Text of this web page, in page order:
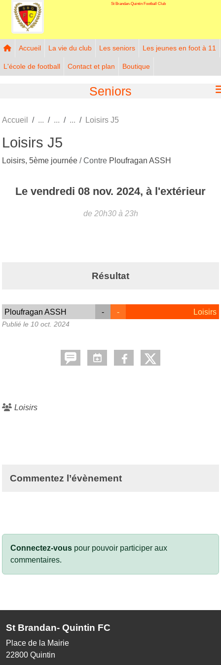
St Brandan-Quintin Football Club
Accueil La vie du club Les seniors Les jeunes en foot à 11
L'école de football Contact et plan Boutique
Seniors
Accueil Loisirs J5
Loisirs J5
Loisirs, 5ème journée / Contre Ploufragan ASSH
Le vendredi 08 nov. 2024, à l'extérieur
de 20h30 à 23h
Résultat
Ploufragan ASSH - - Loisirs
Publié le 10 oct. 2024
Loisirs
Commentez l’évènement
Connectez-vous pour pouvoir participer aux
commentaires.
St Brandan- Quintin FC
Place de la Mairie
22800 Quintin
Panneau de gestion des cookies